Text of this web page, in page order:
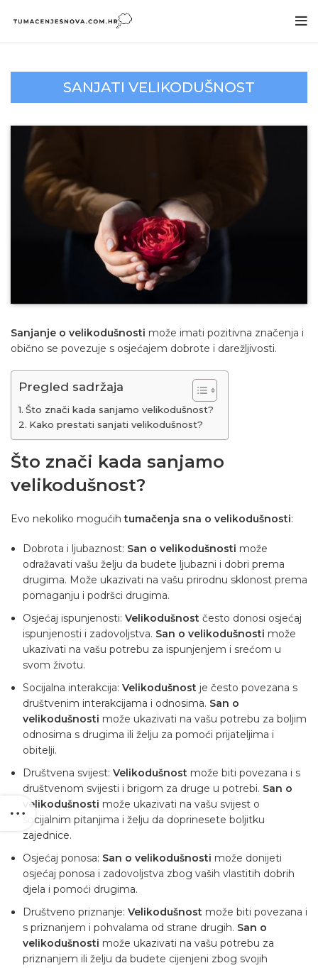
SANJATI VELIKODUŠNOST
Sanjanje o velikodušnosti može imati pozitivna značenja i
obično se povezuje s osjećajem dobrote i darežljivosti.
Pregled sadržaja
Što znači kada sanjamo velikodušnost?
Kako prestati sanjati velikodušnost?
Što znači kada sanjamo
velikodušnost?
Evo nekoliko mogućih tumačenja sna o velikodušnosti:
Dobrota i ljubaznost: San o velikodušnosti može
odražavati vašu želju da budete ljubazni i dobri prema
drugima. Može ukazivati ​​na vašu prirodnu sklonost prema
pomaganju i podršci drugima.
Osjećaj ispunjenosti: Velikodušnost često donosi osjećaj
ispunjenosti i zadovoljstva. San o velikodušnosti može
ukazivati ​​na vašu potrebu za ispunjenjem i srećom u
svom životu.
Socijalna interakcija: Velikodušnost je često povezana s
društvenim interakcijama i odnosima. San o
velikodušnosti može ukazivati ​​na vašu potrebu za boljim
odnosima s drugima ili želju za pomoći prijateljima i
obitelji.
Društvena svijest: Velikodušnost može biti povezana i s
društvenom svijesti i brigom za druge u potrebi. San o
velikodušnosti može ukazivati ​​na vašu svijest o
socijalnim pitanjima i želju da doprinesete boljitku
zajednice.
Osjećaj ponosa: San o velikodušnosti može donijeti
osjećaj ponosa i zadovoljstva zbog vaših vlastitih dobrih
djela i pomoći drugima.
Društveno priznanje: Velikodušnost može biti povezana i
s priznanjem i pohvalama od strane drugih. San o
velikodušnosti može ukazivati ​​na vašu potrebu za
priznanjem ili želju da budete cijenjeni zbog svojih